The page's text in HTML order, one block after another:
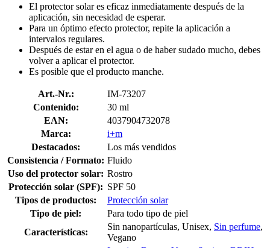
El protector solar es eficaz inmediatamente después de la
aplicación, sin necesidad de esperar.
Para un óptimo efecto protector, repite la aplicación a
intervalos regulares.
Después de estar en el agua o de haber sudado mucho, debes
volver a aplicar el protector.
Es posible que el producto manche.
Art.-Nr.:
IM-73207
Contenido:
30 ml
EAN:
4037904732078
Marca:
i+m
Destacados:
Los más vendidos
Consistencia / Formato: Fluido
Uso del protector solar: Rostro
Protección solar (SPF): SPF 50
Tipos de productos:
Protección solar
Tipo de piel:
Para todo tipo de piel
Características:
Sin nanopartículas, Unisex, Sin perfume,
Vegano